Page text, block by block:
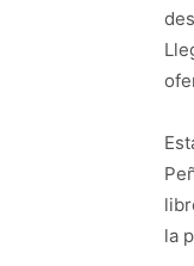
la